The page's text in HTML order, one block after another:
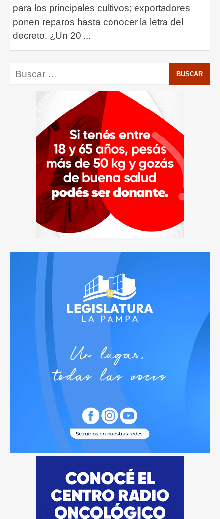
para los principales cultivos; exportadores
ponen reparos hasta conocer la letra del
decreto. ¿Un 20 ...
Buscar: